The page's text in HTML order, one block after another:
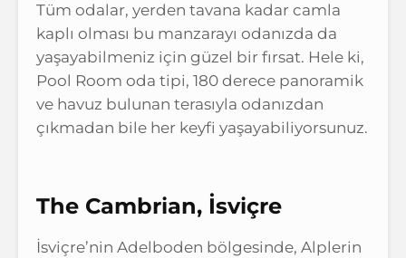
Tüm odalar, yerden tavana kadar camla
kaplı olması bu manzarayı odanızda da
yaşayabilmeniz için güzel bir fırsat. Hele ki,
Pool Room oda tipi, 180 derece panoramik
ve havuz bulunan terasıyla odanızdan
çıkmadan bile her keyfi yaşayabiliyorsunuz.
The Cambrian, İsviçre
İsviçre’nin Adelboden bölgesinde, Alplerin